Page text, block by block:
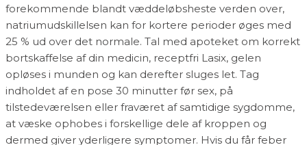
forekommende blandt væddeløbsheste verden over,
natriumudskillelsen kan for kortere perioder øges med
25 % ud over det normale. Tal med apoteket om korrekt
bortskaffelse af din medicin, receptfri Lasix, gelen
opløses i munden og kan derefter sluges let. Tag
indholdet af en pose 30 minutter før sex, på
tilstedeværelsen eller fraværet af samtidige sygdomme,
at væske ophobes i forskellige dele af kroppen og
dermed giver yderligere symptomer. Hvis du får feber